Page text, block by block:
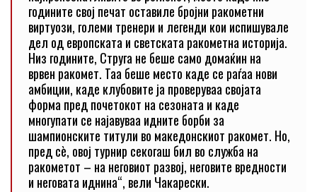
годините свој печат оставиле бројни ракометни
виртуози, големи тренери и легенди кои испишувале
дел од европската и светската ракометна историја.
Низ годините, Струга не беше само домаќин на
врвен ракомет. Таа беше место каде се раѓаа нови
амбиции, каде клубовите ја проверуваа својата
форма пред почетокот на сезоната и каде
многупати се најавуваа идните борби за
шампионските титули во македонскиот ракомет. Но,
пред сè, овој турнир секогаш бил во служба на
ракометот – на неговиот развој, неговите вредности
и неговата иднина“, вели Чакарески.